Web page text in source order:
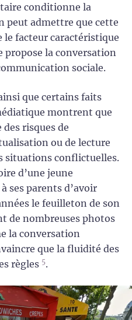
conditionne la
peut admettre que cette
facteur caractéristique
propose la conversation
sociale.
que certains faits
montrent que
risques de
ou de lecture
situations conflictuelles.
d’une jeune
ses parents d’avoir
le feuilleton de son
de nombreuses photos
la conversation
que la fluidité des
règles 5.